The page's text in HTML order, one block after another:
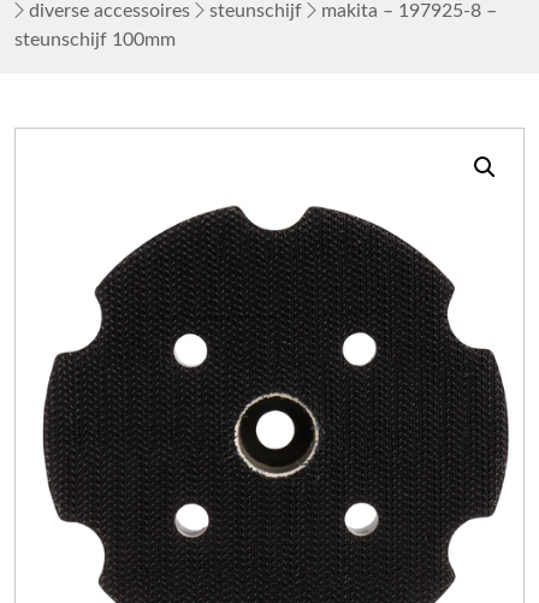
diverse accessoires
steunschijf
makita – 197925-8 –
steunschijf 100mm